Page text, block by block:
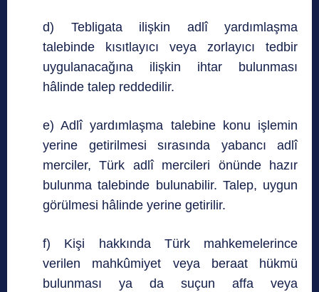
d) Tebligata ilişkin adlî yardımlaşma
talebinde kısıtlayıcı veya zorlayıcı tedbir
uygulanacağına ilişkin ihtar bulunması
hâlinde talep reddedilir.
e) Adlî yardımlaşma talebine konu işlemin
yerine getirilmesi sırasında yabancı adlî
merciler, Türk adlî mercileri önünde hazır
bulunma talebinde bulunabilir. Talep, uygun
görülmesi hâlinde yerine getirilir.
f) Kişi hakkında Türk mahkemelerince
verilen mahkûmiyet veya beraat hükmü
bulunması ya da suçun affa veya